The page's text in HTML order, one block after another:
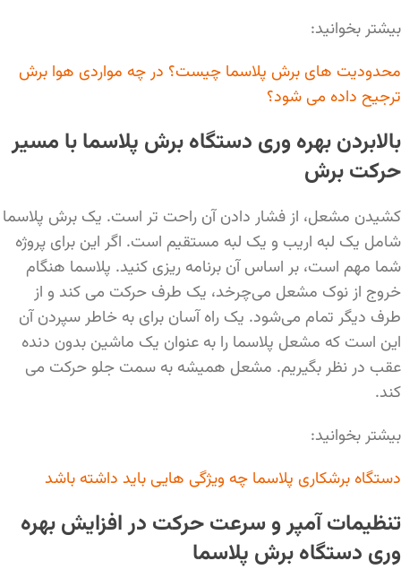
بیشتر بخوانید:
محدودیت های برش پلاسما چیست؟ در چه مواردی هوا برش
ترجیح داده می شود؟
بالابردن بهره وری دستگاه برش پلاسما با مسیر
حرکت برش
کشیدن مشعل، از فشار دادن آن راحت تر است. یک برش پلاسما
شامل یک لبه اریب و یک لبه مستقیم است. اگر این برای پروژه
شما مهم است، بر اساس آن برنامه ریزی کنید. پلاسما هنگام
خروج از نوک مشعل می‌چرخد، یک طرف حرکت می کند و از
طرف دیگر تمام می‌شود. یک راه آسان برای به خاطر سپردن آن
این است که مشعل پلاسما را به عنوان یک ماشین بدون دنده
عقب در نظر بگیریم. مشعل همیشه به سمت جلو حرکت می
کند.
بیشتر بخوانید:
دستگاه برشکاری پلاسما چه ویژگی هایی باید داشته باشد
تنظیمات آمپر و سرعت حرکت در افزایش بهره
وری دستگاه برش پلاسما